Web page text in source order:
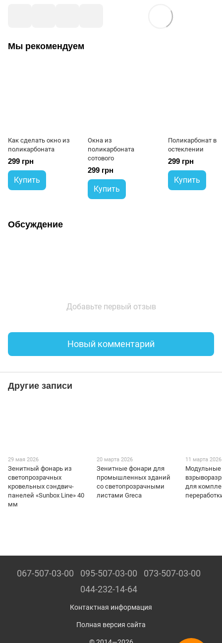
Мы рекомендуем
Как сделать окно из
поликарбоната
299 грн
Купить
Окна из
поликарбоната
сотового
299 грн
Купить
Поликарбонат в
остеклении
299 грн
Купить
Обсуждение
Добавьте первый отзыв
Новый комментарий
Другие записи
29 мая 2026
Зенитный фонарь из
светопрозрачных
кровельных сэндвич-
панелей «Sunbox Line» 40
мм
20 марта 2026
Зенитные фонари для
промышленных зданий
со светопрозрачными
листами Greca
11 марта 2026
для
067-507-03-00 095-507-03-00
073-507-03-00
044-232-14-64
Контактная информация
Полная версия сайта